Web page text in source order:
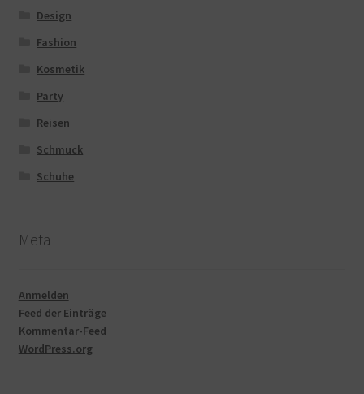
Design
Fashion
Kosmetik
Party
Reisen
Schmuck
Schuhe
Meta
Anmelden
Feed der Einträge
Kommentar-Feed
WordPress.org